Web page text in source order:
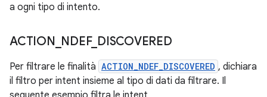
a ogni tipo di intento.
ACTION NDEF_ DISCOVERED
Per filtrare le finalità ACTION_NDEF_DISCOVERED , dichiara
il filtro per intent insieme al tipo di dati da filtrare. Il